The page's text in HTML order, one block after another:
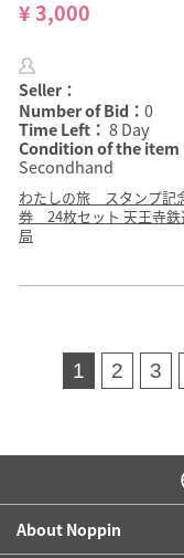
¥ 3,000
Seller：
Number of Bid： 0
Time Left： 8 Day
Condition of the item
Secondhand
わたしの旅 スタンプ記
券 24枚セット 天王寺鉄
局
1 2 3
About Noppin